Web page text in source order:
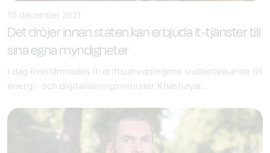
15 december 2021
Det dröjer innan staten kan erbjuda it-tjänster till
sina egna myndigheter
I dag överlämnades It-driftsutredningens slutbetänkande till
energi- och digitaliseringsminister Khashayar...